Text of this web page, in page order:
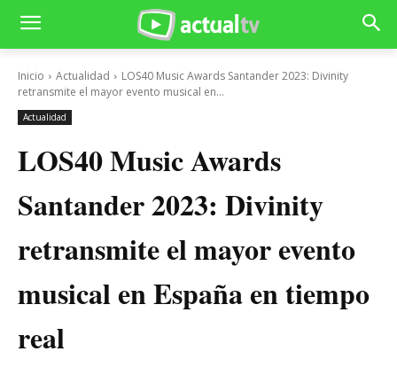
Inicio Actualidad
LOS40 Music Awards Santander 2023: Divinity
retransmite el mayor evento musical en...
Actualidad
LOS40 Music Awards
Santander 2023: Divinity
retransmite el mayor evento
musical en España en tiempo
real